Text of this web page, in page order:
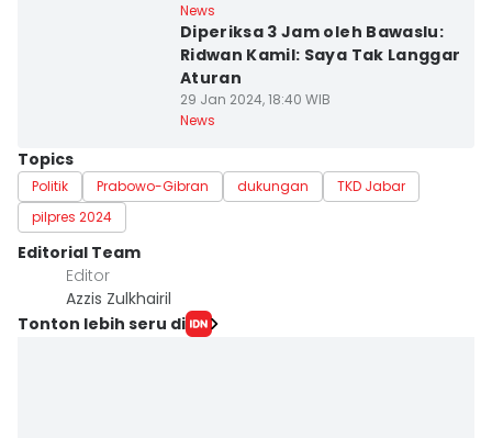
News
Diperiksa 3 Jam oleh Bawaslu:
Ridwan Kamil: Saya Tak Langgar
Aturan
29 Jan 2024, 18:40 WIB
News
Topics
Politik Prabowo-Gibran dukungan
TKD Jabar
pilpres 2024
Editorial Team
Editor
Azzis Zulkhairil
Tonton lebih seru di